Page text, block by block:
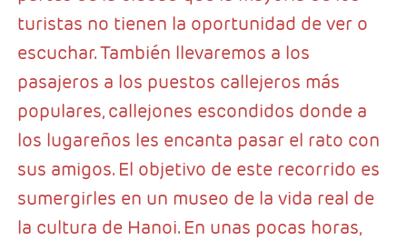
turistas no tienen la oportunidad de ver o
escuchar. También llevaremos a los
pasajeros a los puestos callejeros más
populares, callejones escondidos donde a
los lugareños les encanta pasar el rato con
sus amigos. El objetivo de este recorrido es
sumergirles en un museo de la vida real de
la cultura de Hanoi. En unas pocas horas,